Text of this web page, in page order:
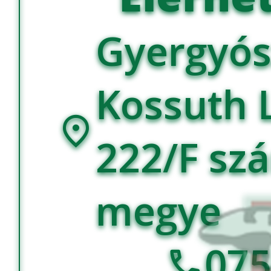
location_onKossuth
222/F
megye